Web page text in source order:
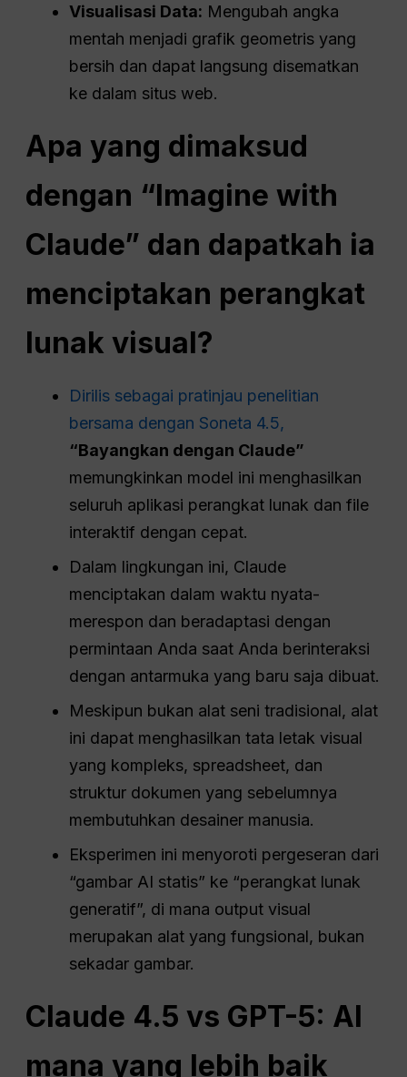
Visualisasi Data: Mengubah angka
mentah menjadi grafik geometris yang
bersih dan dapat langsung disematkan
ke dalam situs web.
Apa yang dimaksud
dengan “Imagine with
Claude” dan dapatkah ia
menciptakan perangkat
lunak visual?
Dirilis sebagai pratinjau penelitian
bersama dengan Soneta 4.5,
“Bayangkan dengan Claude”
memungkinkan model ini menghasilkan
seluruh aplikasi perangkat lunak dan file
interaktif dengan cepat.
Dalam lingkungan ini, Claude
menciptakan dalam waktu nyata-
merespon dan beradaptasi dengan
permintaan Anda saat Anda berinteraksi
dengan antarmuka yang baru saja dibuat.
Meskipun bukan alat seni tradisional, alat
ini dapat menghasilkan tata letak visual
yang kompleks, spreadsheet, dan
struktur dokumen yang sebelumnya
membutuhkan desainer manusia.
Eksperimen ini menyoroti pergeseran dari
“gambar AI statis” ke “perangkat lunak
generatif”, di mana output visual
merupakan alat yang fungsional, bukan
sekadar gambar.
Claude 4.5 vs GPT-5: AI
mana yang lebih baik